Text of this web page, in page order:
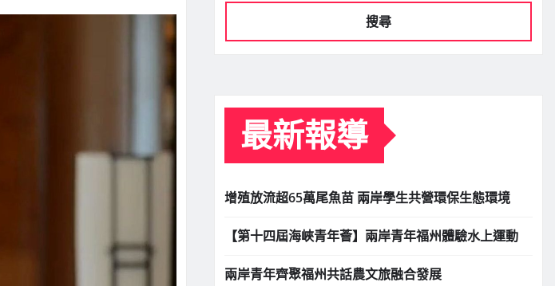
搜尋
最新報導
增殖放流超65萬尾魚苗 兩岸學生共營環保生態環境
【第十四屆海峽青年薈】兩岸青年福州體驗水上運動
兩岸青年齊聚福州共話農文旅融合發展